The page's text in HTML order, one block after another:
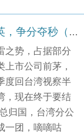
《复仇情夫狠专一》·第10章：职场菁英，争分夺秒（一）
之势，占据部分
市公司前茅，
度回台湾视察半
，现在终于要结
归国，台湾分公
一团，嘀嘀咕